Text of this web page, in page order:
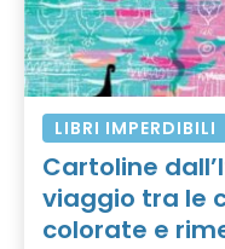
LIBRI IMPERDIBILI
Cartoline
viaggio tra le
colorate e